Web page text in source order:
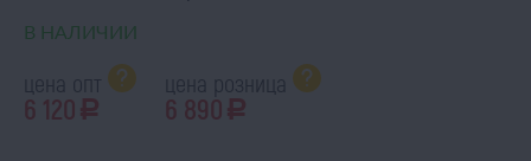
В НАЛИЧИИ
цена опт
6 120 a
цена розница
6 890 a